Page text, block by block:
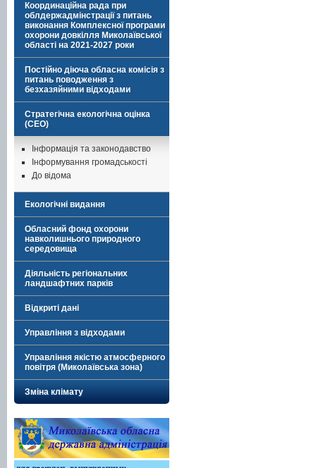
Координаційна рада при
облдержадмінстрації з питань
виконання Комплексної програми
охорони довкілля Миколаївської
області на 2021-2027 роки
Постійно діюча обласна комісія з
питань поводження з
безхазяйними відходами
Стратегічна екологічна оцінка
(СЕО)
Інформація та законодавство
Інформування громадськості
До відома
Екологічні видання
Обласний фонд охорони
навколишнього природного
середовища
Діяльність регіональних
ландшафтних парків
Відкриті дані
Управління з відходами
Управління якістю атмосферного
повітря (Миколаївська зона)
Зміна клімату